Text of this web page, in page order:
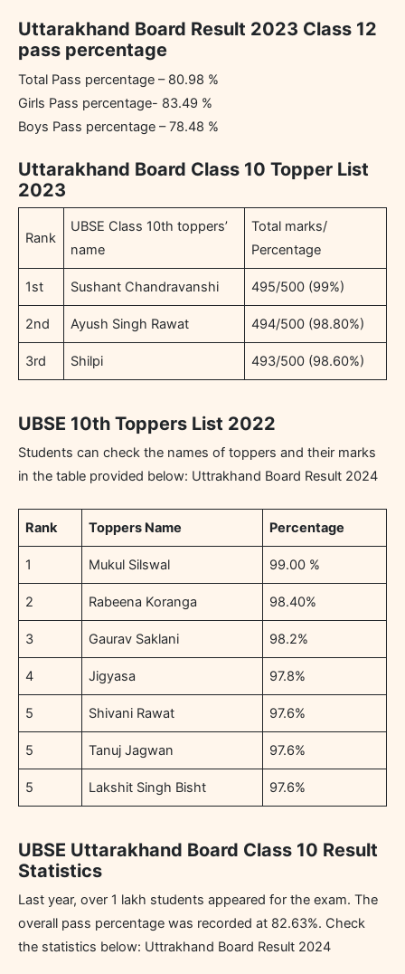
Uttarakhand Board Result 2023 Class 12
pass percentage
Total Pass percentage – 80.98 %
Girls Pass percentage- 83.49 %
Boys Pass percentage – 78.48 %
Uttarakhand Board Class 10 Topper List
2023
Rank
UBSE Class 10th toppers’
name
Total marks/
Percentage
1st Sushant Chandravanshi 495/500 (99%)
2nd Ayush Singh Rawat 494/500 (98.80%)
3rd Shilpi 493/500 (98.60%)
UBSE 10th Toppers List 2022
Students can check the names of toppers and their marks
in the table provided below: Uttrakhand Board Result 2024
Rank Toppers Name Percentage
1 Mukul Silswal 99.00 %
2 Rabeena Koranga 98.40%
3 Gaurav Saklani 98.2%
4 Jigyasa 97.8%
5 Shivani Rawat 97.6%
5 Tanuj Jagwan 97.6%
5 Lakshit Singh Bisht 97.6%
UBSE Uttarakhand Board Class 10 Result
Statistics
Last year, over 1 lakh students appeared for the exam. The
overall pass percentage was recorded at 82.63%. Check
the statistics below: Uttrakhand Board Result 2024